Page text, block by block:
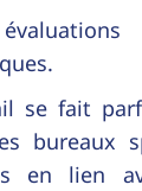
se fait
bureaux
en lien